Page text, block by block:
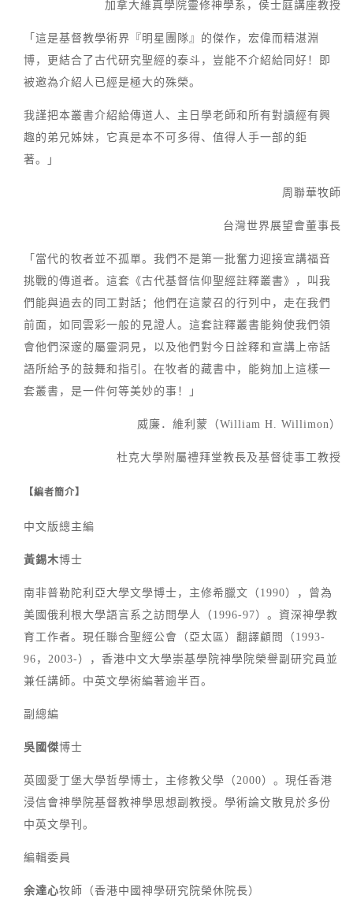
加拿大維真學院靈修神學系，侯士庭講座教授
「這是基督教學術界『明星團隊』的傑作，宏偉而精湛淵
博，更結合了古代研究聖經的泰斗，豈能不介紹給同好！即
被邀為介紹人已經是極大的殊榮。
我謹把本叢書介紹給傳道人、主日學老師和所有對讀經有興
趣的弟兄姊妹，它真是本不可多得、值得人手一部的鉅
著。」
周聯華牧師
台灣世界展望會董事長
「當代的牧者並不孤單。我們不是第一批奮力迎接宣講福音
挑戰的傳道者。這套《古代基督信仰聖經註釋叢書》，叫我
們能與過去的同工對話；他們在這蒙召的行列中，走在我們
前面，如同雲彩一般的見證人。這套註釋叢書能夠使我們領
會他們深邃的屬靈洞見，以及他們對今日詮釋和宣講上帝話
語所給予的鼓舞和指引。在牧者的藏書中，能夠加上這樣一
套叢書，是一件何等美妙的事！」
威廉．維利蒙（William H. Willimon）
杜克大學附屬禮拜堂教長及基督徒事工教授
【編者簡介】
中文版總主編
黃錫木博士
南非普勒陀利亞大學文學博士，主修希臘文（1990），曾為
美國俄利根大學語言系之訪問學人（1996-97）。資深神學教
育工作者。現任聯合聖經公會（亞太區）翻譯顧問（1993-
96，2003-），香港中文大學崇基學院神學院榮譽副研究員並
兼任講師。中英文學術編著逾半百。
副總編
吳國傑博士
英國愛丁堡大學哲學博士，主修教父學（2000）。現任香港
浸信會神學院基督教神學思想副教授。學術論文散見於多份
中英文學刊。
編輯委員
余達心牧師（香港中國神學研究院榮休院長）